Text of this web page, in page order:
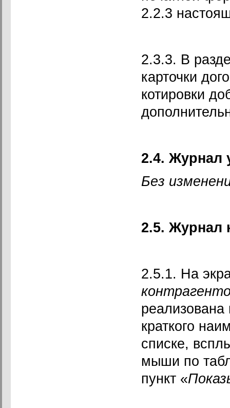
2.2.3
2.3.3. В
карточки
котировки
2.4. Журнал
Без
2.5. Журнал
2.5.1. На
краткого
списке,
мыши по
пункт «